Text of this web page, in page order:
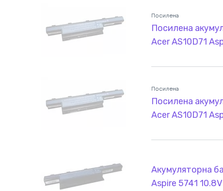
Посилена
Посилена
Acer AS10D71
Посилена
Посилена
Acer AS10D71
Акумуляторна
Aspire 5741